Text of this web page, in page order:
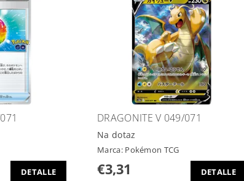
DETALLE
DRAGONITE V 049/071
Na dotaz
Marca: Pokémon TCG
€3,31 DETALLE